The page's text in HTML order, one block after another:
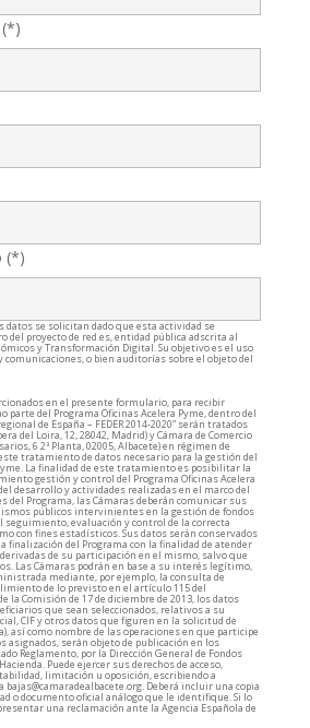
(*)
datos se solicitan dado que esta actividad se
del proyecto de red.es, entidad pública adscrita al
y Transformación Digital. Su objetivo es el uso
comunicaciones, o bien auditorías sobre el objeto del
en el presente formulario, para recibir
parte del Programa Oficinas Acelera Pyme, dentro del
de España – FEDER 2014-2020” serán tratados
del Loira, 12, 28042, Madrid) y Cámara de Comercio
6 2ª Planta, 02005, Albacete) en régimen de
tratamiento de datos necesario para la gestión del
La finalidad de este tratamiento es posibilitar la
gestión y control del Programa Oficinas Acelera
desarrollo y actividades realizadas en el marco del
del Programa, las Cámaras deberán comunicar sus
públicos intervinientes en la gestión de fondos
seguimiento, evaluación y control de la correcta
con fines estadísticos. Sus datos serán conservados
finalización del Programa con la finalidad de atender
de su participación en el mismo, salvo que
Las Cámaras podrán en base a su interés legítimo,
mediante, por ejemplo, la consulta de
de lo previsto en el artículo 115 del
la Comisión de 17 de diciembre de 2013, los datos
que sean seleccionados, relativos a su
CIF y otros datos que figuren en la solicitud de
así como nombre de las operaciones en que participe
asignados, serán objeto de publicación en los
Reglamento, por la Dirección General de Fondos
Puede ejercer sus derechos de acceso,
limitación u oposición, escribiendo a
bajas@camaradealbacete.org. Deberá incluir una copia
o documento oficial análogo que le identifique. Si lo
una reclamación ante la Agencia Española de